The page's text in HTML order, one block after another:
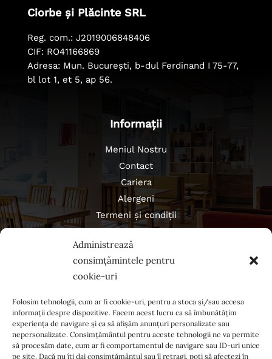
Administrează
consimțămintele pentru
cookie-uri
Folosim tehnologii, cum ar fi cookie-uri, pentru a stoca și/sau accesa
informații despre dispozitive. Facem acest lucru ca să îmbunătățim
experiența de navigare și ca să afișăm anunțuri personalizate sau
nepersonalizate. Consimțământul pentru aceste tehnologii ne va permite
să procesăm date, cum ar fi comportamentul de navigare sau ID-uri unice
pe site. Dacă nu îți dai consimțământul sau îl retragi, poți să afectezi în
Ciorbe și Plăcinte SRL
Reg. com.: J2019006848406
CIF: RO41166869
Adresa: Mun. București, b-dul Ferdinand I 75-77,
bl lot 1, et 5, ap 56.
Informații
Meniul Nostru
Contact
Cariera
Alergeni
Termeni și condiții
Regulament campanii